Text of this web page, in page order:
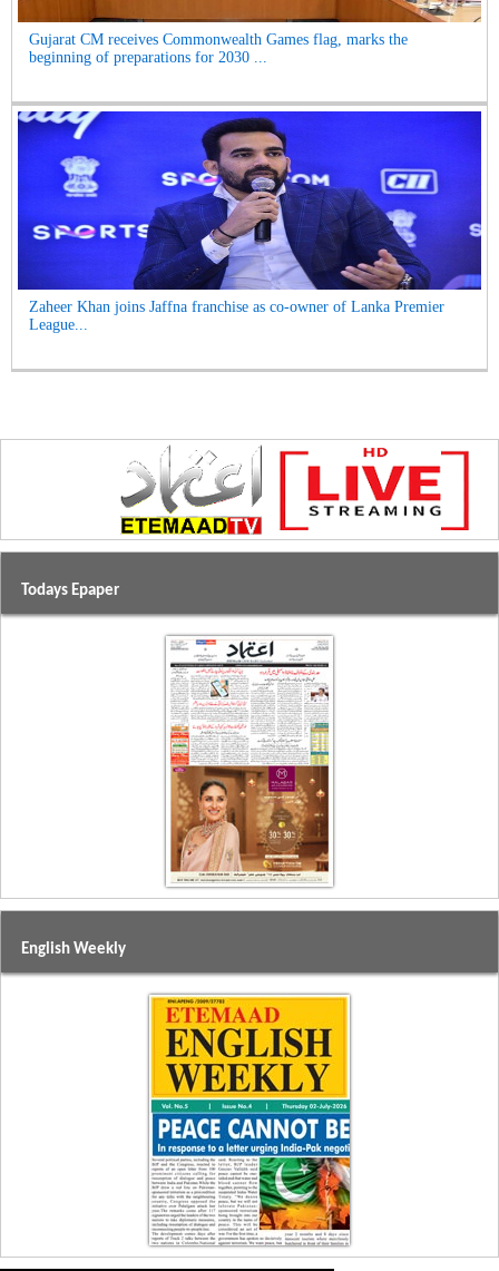
Gujarat CM receives Commonwealth Games flag, marks the
beginning of preparations for 2030 ...
Zaheer Khan joins Jaffna franchise as co-owner of Lanka Premier
League...
Todays Epaper
English Weekly